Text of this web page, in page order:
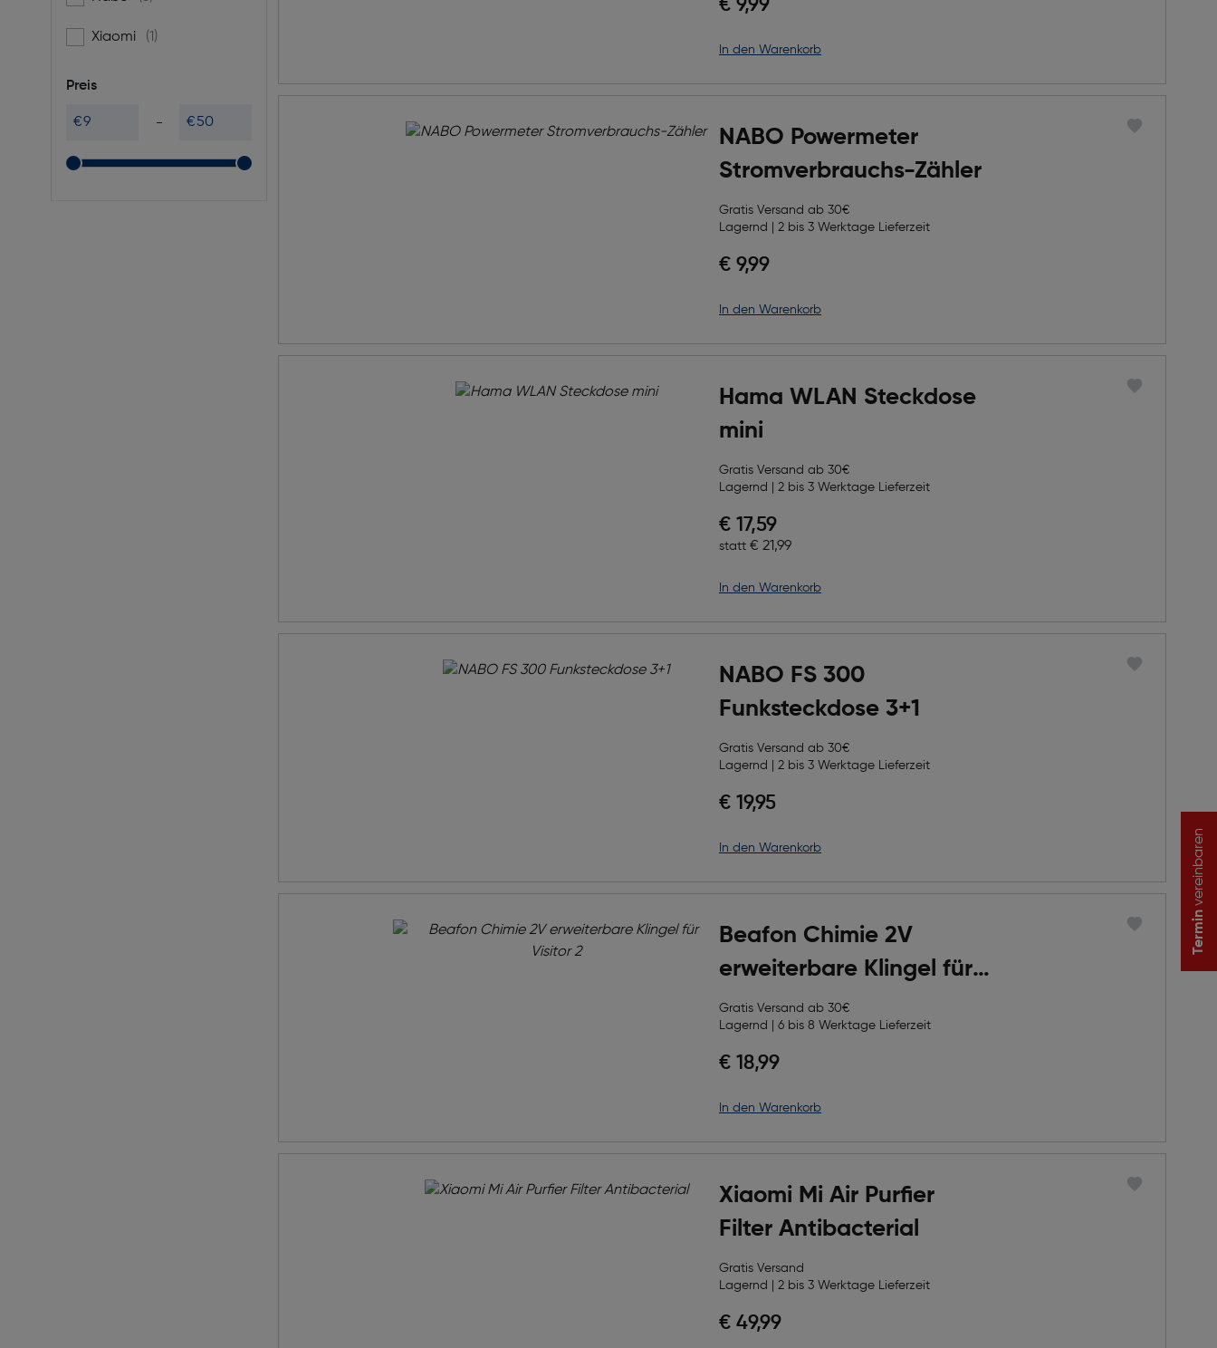
Xiaomi (1)
Filtern nach Marke: Xiaomi
Preis
€ €
€ 9,99
in den Warenkorb
NABO Powermeter
Stromverbrauchs-Zähler
Gratis Versand ab 30€
Lagernd | 2 bis 3 Werktage Lieferzeit
€ 9,99
in den Warenkorb
Hama WLAN Steckdose
mini
Gratis Versand ab 30€
Lagernd | 2 bis 3 Werktage Lieferzeit
Preis nach Rabatts
€ 17,59
statt Ursprünglicher Preis
€ 21,99
in den Warenkorb
NABO FS 300
Funksteckdose 3+1
Gratis Versand ab 30€
Lagernd | 2 bis 3 Werktage Lieferzeit
€ 19,95
in den Warenkorb
Beafon Chimie 2V
erweiterbare Klingel für
Visitor 2
Gratis Versand ab 30€
Lagernd | 6 bis 8 Werktage Lieferzeit
€ 18,99
in den Warenkorb
Xiaomi Mi Air Purfier
Filter Antibacterial
Gratis Versand
Lagernd | 2 bis 3 Werktage Lieferzeit
€ 49,99
Termin
vereinbaren